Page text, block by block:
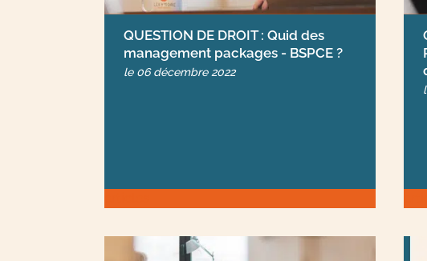
QUESTION DE DROIT : Quid des
management packages - BSPCE ?
le 06 décembre 2022